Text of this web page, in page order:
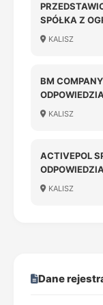
SPÓŁKA Z
KALISZ
BM
KALISZ
ACTIVEPOL
KALISZ
Dane